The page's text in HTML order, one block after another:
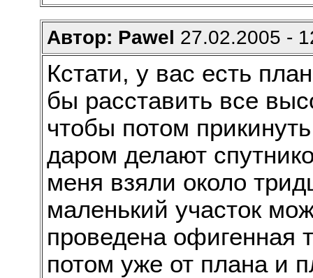
Автор: Pawel 27.02.2005 -
Кстати, у вас есть
бы расставить все
чтобы потом
даром делают
меня взяли около
маленький участок
проведена офигенная
потом уже от плана и